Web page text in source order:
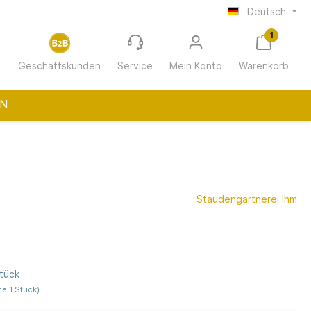
Deutsch
Geschäftskunden Service Mein Konto
1
Warenkorb
WohnungswirtschaftStaudengärtnerei Ihm
1 Stück)